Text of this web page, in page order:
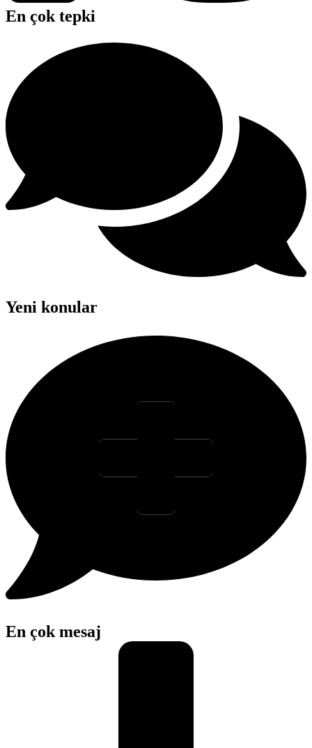
En çok tepki
Yeni konular
En çok mesaj